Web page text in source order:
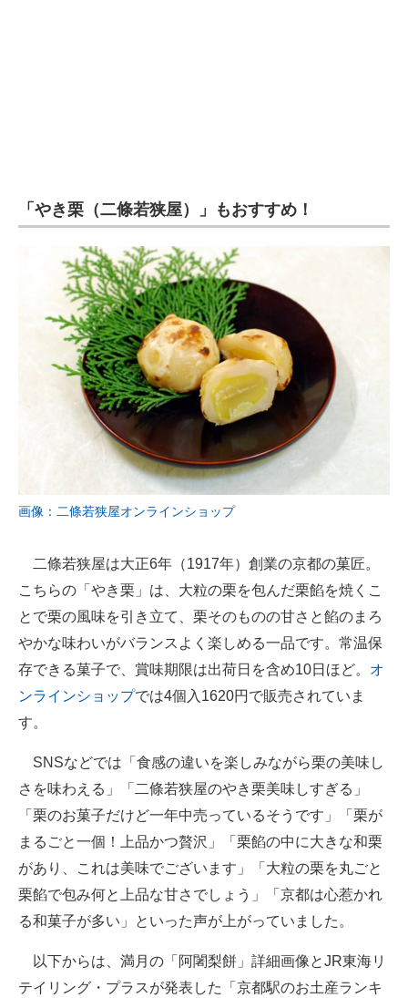
「やき栗（二條若狭屋）」もおすすめ！
画像：二條若狭屋オンラインショップ
二條若狭屋は大正6年（1917年）創業の京都の菓匠。
こちらの「やき栗」は、大粒の栗を包んだ栗餡を焼くこ
とで栗の風味を引き立て、栗そのものの甘さと餡のまろ
やかな味わいがバランスよく楽しめる一品です。常温保
存できる菓子で、賞味期限は出荷日を含め10日ほど。 オ
ンラインショップでは4個入1620円で販売されていま
す。
SNSなどでは「食感の違いを楽しみながら栗の美味し
さを味わえる」「二條若狭屋のやき栗美味しすぎる」
「栗のお菓子だけど一年中売っているそうです」「栗が
まるごと一個！上品かつ贅沢」「栗餡の中に大きな和栗
があり、これは美味でございます」「大粒の栗を丸ごと
栗餡で包み何と上品な甘さでしょう」「京都は心惹かれ
る和菓子が多い」といった声が上がっていました。
以下からは、満月の「阿闍梨餅」詳細画像とJR東海リ
テイリング・プラスが発表した「京都駅のお土産ランキ